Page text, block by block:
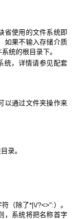
省使用的文件系统即
如果不输入存储介质
统的根目录下。
统，详情请参见配套
以通过文件夹操作来
录。
（除了*|\/?<>":）。
，系统将把名称首字